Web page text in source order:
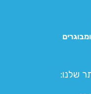
שלנו:​